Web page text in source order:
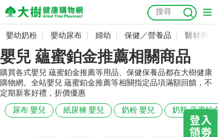
嬰幼奶粉
嬰幼尿布
婦幼
保健／營養品
抗菌 尿布 大樹獨家 益生菌 魚油 幼兒米餅 貓砂
奶瓶奶嘴
會員資料及密碼修改
常用收件人清單
訂單查詢
收藏清單
嬰幼奶粉 嬰幼尿布 婦幼 保健／營養品 醫材用品
嬰兒 蘊蜜鉑金推薦相關商品
購買各式嬰兒 蘊蜜鉑金推薦等用品、保健保養品都在大樹健康
購物網。全站嬰兒 蘊蜜鉑金推薦等相關指定品項滿額回饋，不
定期新客好禮，折價優惠
尿布 嬰兒 紙尿褲 嬰兒 奶粉 嬰兒 奶瓶 蘊蜜鉑